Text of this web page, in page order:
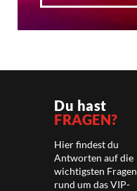
Du hast
FRAGEN?
Hier findest du
Antworten auf die
wichtigsten Fragen
rund um das VIP-